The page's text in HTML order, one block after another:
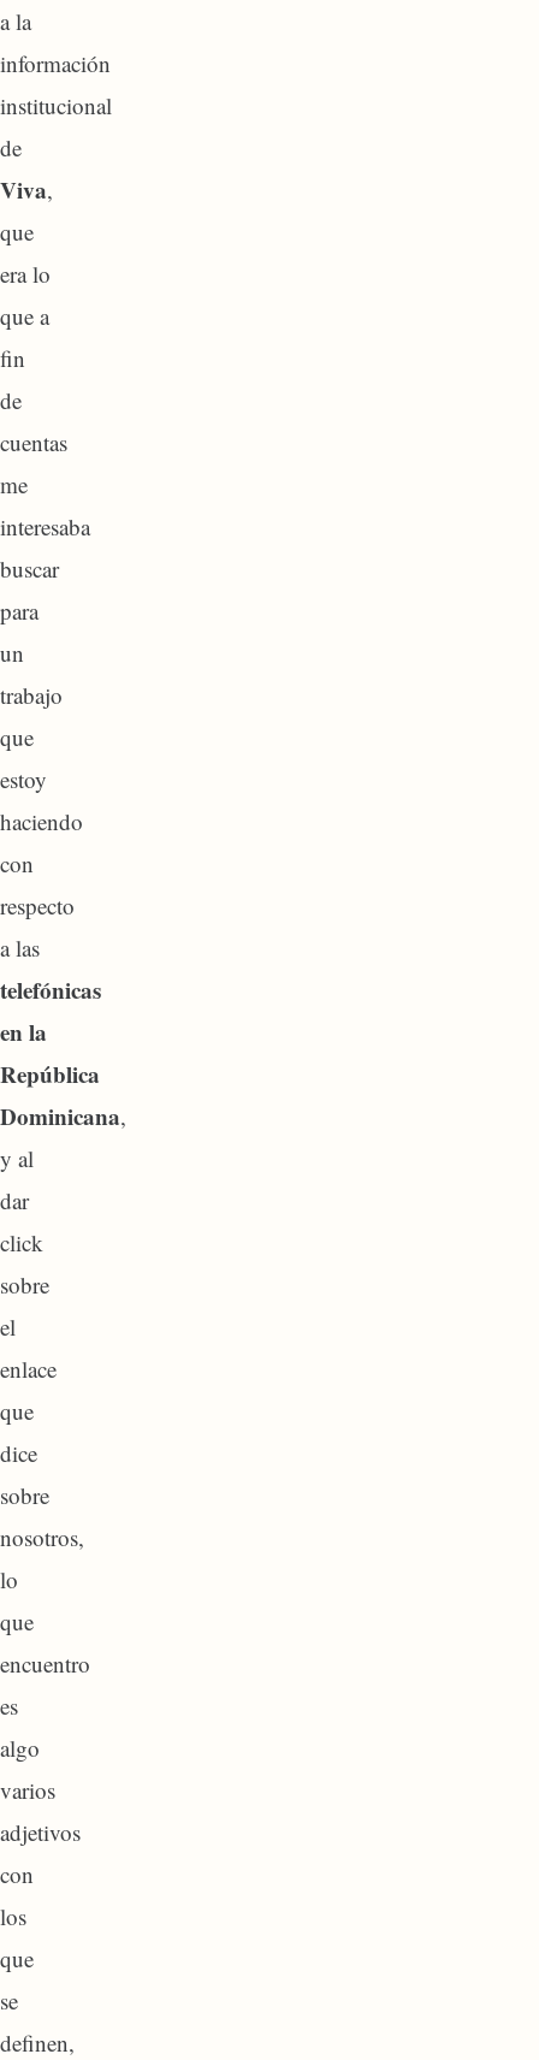
a la
información
institucional
de
Viva,
que
era lo
que a
fin
de
cuentas
me
interesaba
buscar
para
un
trabajo
que
estoy
haciendo
con
respecto
a las
telefónicas
en la
República
Dominicana,
y al
dar
click
sobre
el
enlace
que
dice
sobre
nosotros,
lo
que
encuentro
es
algo
varios
adjetivos
con
los
que
se
definen,